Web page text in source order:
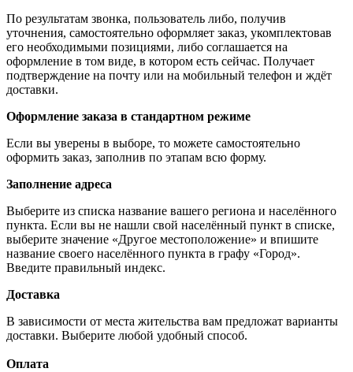
По результатам звонка, пользователь либо, получив
уточнения, самостоятельно оформляет заказ, укомплектовав
его необходимыми позициями, либо соглашается на
оформление в том виде, в котором есть сейчас. Получает
подтверждение на почту или на мобильный телефон и ждёт
доставки.
Оформление заказа в стандартном режиме
Если вы уверены в выборе, то можете самостоятельно
оформить заказ, заполнив по этапам всю форму.
Заполнение адреса
Выберите из списка название вашего региона и населённого
пункта. Если вы не нашли свой населённый пункт в списке,
выберите значение «Другое местоположение» и впишите
название своего населённого пункта в графу «Город».
Введите правильный индекс.
Доставка
В зависимости от места жительства вам предложат варианты
доставки. Выберите любой удобный способ.
Оплата